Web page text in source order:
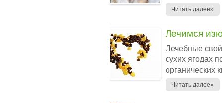
Читать далее»
Лечимся
Лечебные
сухих ягодах
органических
Читать далее»